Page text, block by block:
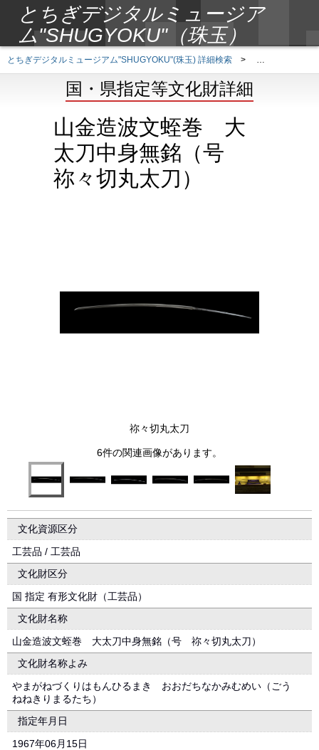
とちぎデジタルミュージア
ム"SHUGYOKU"（珠玉）
とちぎデジタルミュージアム"SHUGYOKU"(珠玉) 詳細検索 > 国・県指定等文
国・県指定等文化財詳細
山金造波文蛭巻 大
太刀中身無銘（号
祢々切丸太刀）
祢々切丸太刀
6件の関連画像があります。
文化資源区分
工芸品 / 工芸品
文化財区分
国 指定 有形文化財（工芸品）
文化財名称
山金造波文蛭巻 大太刀中身無銘（号 祢々切丸太刀）
文化財名称よみ
やまがねづくりはもんひるまき おおだちなかみむめい（ごう
ねねきりまるたち）
指定年月日
1967年06月15日